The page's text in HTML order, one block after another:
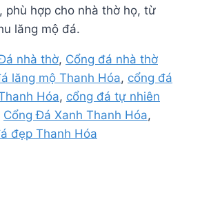
phù hợp cho nhà thờ họ, từ
lăng mộ đá.
nhà thờ, Cổng đá nhà thờ
lăng mộ Thanh Hóa, cổng đá
Hóa, cổng đá tự nhiên
Cổng Đá Xanh Thanh Hóa,
đẹp Thanh Hóa